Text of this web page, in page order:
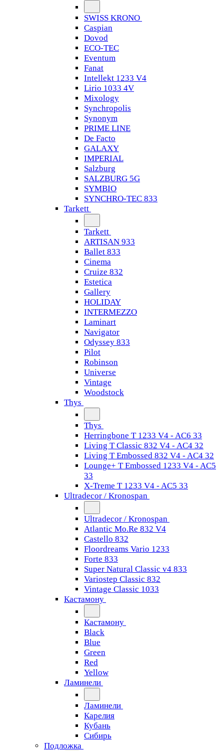
SWISS KRONO
Caspian
Dovod
ECO-TEC
Eventum
Fanat
Intellekt 1233 V4
Lirio 1033 4V
Mixology
Synchropolis
Synonym
PRIME LINE
De Facto
GALAXY
IMPERIAL
Salzburg
SALZBURG 5G
SYMBIO
SYNCHRO-TEC 833
Tarkett
Tarkett
ARTISAN 933
Ballet 833
Cinema
Cruize 832
Estetica
Gallery
HOLIDAY
INTERMEZZO
Laminart
Navigator
Odyssey 833
Pilot
Robinson
Universe
Vintage
Woodstock
Thys
Thys
Herringbone T 1233 V4 - AC6 33
Living T Classic 832 V4 - AC4 32
Living T Embossed 832 V4 - AC4 32
Lounge+ T Embossed 1233 V4 - AC5
33
X-Treme T 1233 V4 - AC5 33
Ultradecor / Kronospan
Ultradecor / Kronospan
Atlantic Mo.Re 832 V4
Castello 832
Floordreams Vario 1233
Forte 833
Super Natural Classic v4 833
Variostep Classic 832
Vintage Classic 1033
Кастамону
Кастамону
Black
Blue
Green
Red
Yellow
Ламинели
Ламинели
Карелия
Кубань
Сибирь
Подложка